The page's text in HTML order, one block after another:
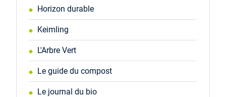
Horizon durable
Keimling
L'Arbre Vert
Le guide du compost
Le journal du bio